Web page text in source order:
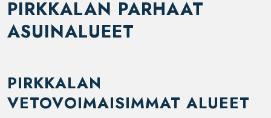
PIRKKALAN PARHAAT
ASUINALUEET
PIRKKALAN
VETOVOIMAISIMMAT ALUEET